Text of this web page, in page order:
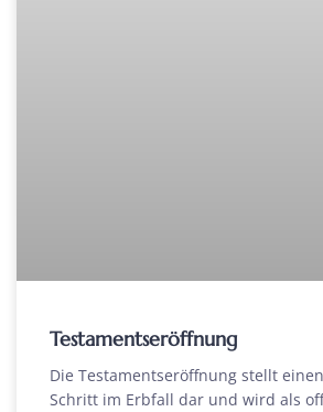
Testamentseröffnung
Die Testamentseröffnung stellt
Schritt im Erbfall dar und wird als